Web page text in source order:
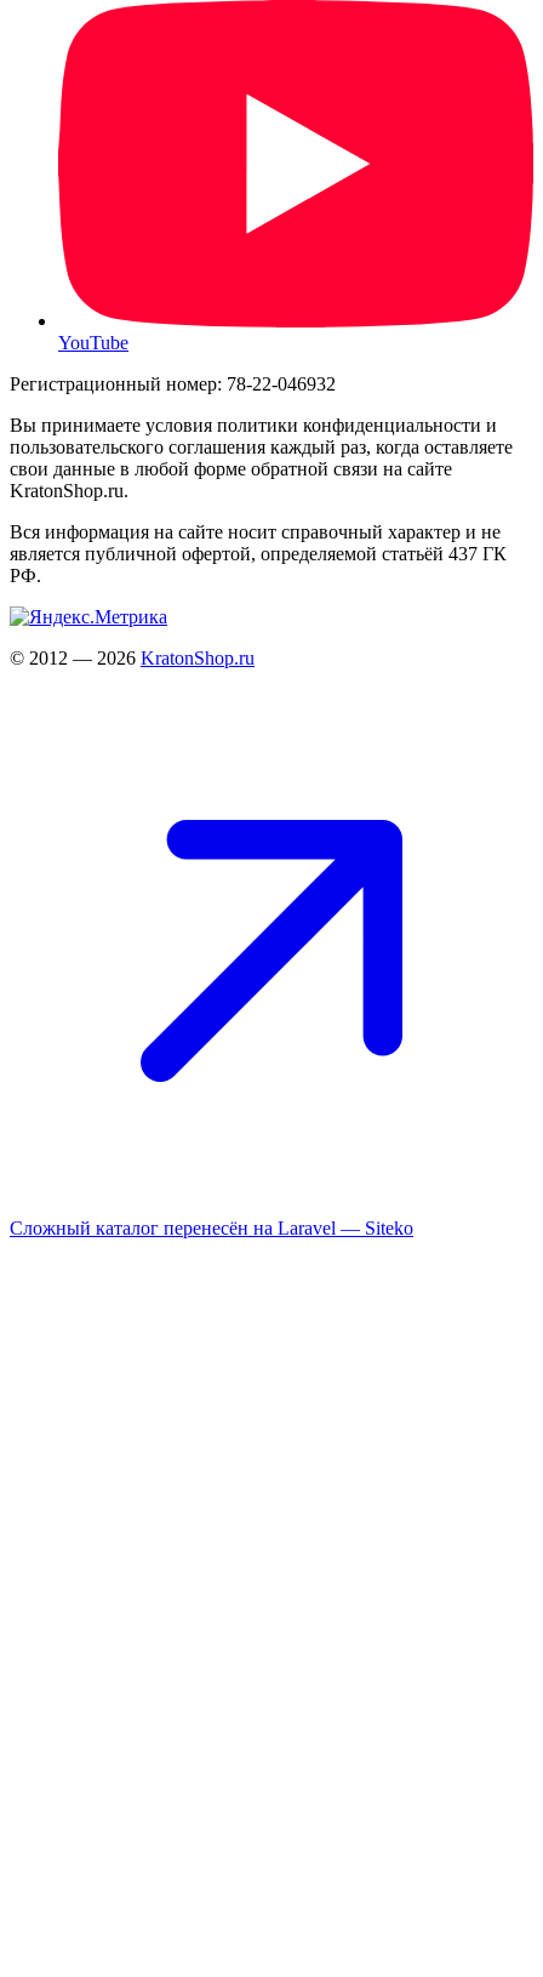
YouTube
Регистрационный номер: 78-22-046932
Вы принимаете условия политики конфиденциальности и
пользовательского соглашения каждый раз, когда оставляете
свои данные в любой форме обратной связи на сайте
KratonShop.ru.
Вся информация на сайте носит справочный характер и не
является публичной офертой, определяемой статьёй 437 ГК
РФ.
© 2012 — 2026 KratonShop.ru
Сложный каталог перенесён на Laravel — Siteko